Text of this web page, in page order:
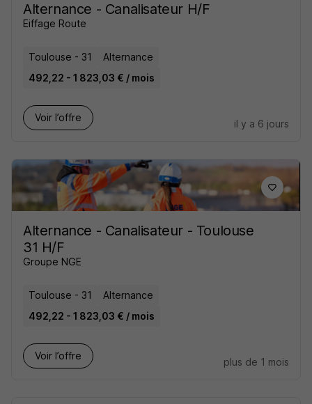
Alternance - Canalisateur H/F
Eiffage Route
Toulouse - 31
Alternance
492,22 - 1 823,03 € / mois
Voir l’offre
il y a 6 jours
Alternance - Canalisateur - Toulouse
31 H/F
Groupe NGE
Toulouse - 31
Alternance
492,22 - 1 823,03 € / mois
Voir l’offre
plus de 1 mois